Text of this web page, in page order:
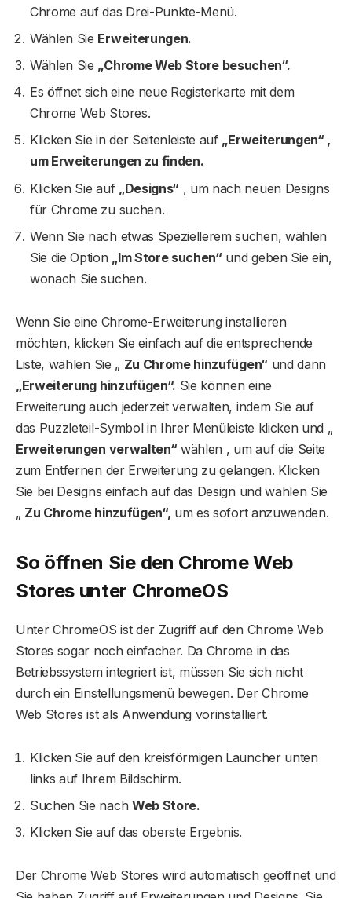
Chrome auf das Drei-Punkte-Menü.
Wählen Sie Erweiterungen.
Wählen Sie „Chrome Web Store besuchen“.
Es öffnet sich eine neue Registerkarte mit dem
Chrome Web Stores.
Klicken Sie in der Seitenleiste auf „Erweiterungen“ ,
um Erweiterungen zu finden.
Klicken Sie auf „Designs“ , um nach neuen Designs
für Chrome zu suchen.
Wenn Sie nach etwas Speziellerem suchen, wählen
Sie die Option „Im Store suchen“ und geben Sie ein,
wonach Sie suchen.
Wenn Sie eine Chrome-Erweiterung installieren
möchten, klicken Sie einfach auf die entsprechende
Liste, wählen Sie „ Zu Chrome hinzufügen“ und dann
„Erweiterung hinzufügen“. Sie können eine
Erweiterung auch jederzeit verwalten, indem Sie auf
das Puzzleteil-Symbol in Ihrer Menüleiste klicken und „
Erweiterungen verwalten“ wählen , um auf die Seite
zum Entfernen der Erweiterung zu gelangen. Klicken
Sie bei Designs einfach auf das Design und wählen Sie
„ Zu Chrome hinzufügen“, um es sofort anzuwenden.
So öffnen Sie den Chrome Web
Stores unter ChromeOS
Unter ChromeOS ist der Zugriff auf den Chrome Web
Stores sogar noch einfacher. Da Chrome in das
Betriebssystem integriert ist, müssen Sie sich nicht
durch ein Einstellungsmenü bewegen. Der Chrome
Web Stores ist als Anwendung vorinstalliert.
Klicken Sie auf den kreisförmigen Launcher unten
links auf Ihrem Bildschirm.
Suchen Sie nach Web Store.
Klicken Sie auf das oberste Ergebnis.
Der Chrome Web Stores wird automatisch geöffnet und